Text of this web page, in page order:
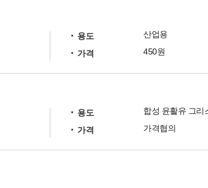
용도
산업용
가격
450원
용도
합성 윤활유 그리
가격
가격협의